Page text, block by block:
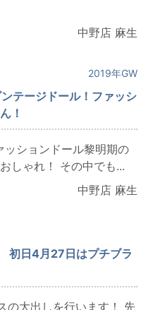
中野店 麻生
2019年GW
テージドール！ファッシ
！
ションドール黎明期の
しゃれ！ その中でも...
中野店 麻生
初日4月27日はプチブラ
の大出しを行います！ 先